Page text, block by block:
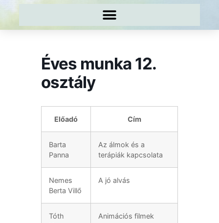
Éves munka 12.
osztály
Előadó Cím
Barta
Panna
Az álmok és a
terápiák kapcsolata
Nemes
Berta Villő
A jó alvás
Tóth
Animációs filmek